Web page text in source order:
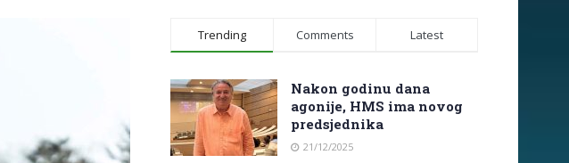
Trending Comments Latest
Nakon godinu dana
agonije, HMS ima novog
predsjednika
21/12/2025